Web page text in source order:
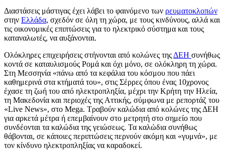
Διαστάσεις μάστιγας έχει λάβει το φαινόμενο των ρευματοκλοπών
στην Ελλάδα, σχεδόν σε όλη τη χώρα, με τους κινδύνους, αλλά και
τις οικονομικές επιπτώσεις για το ηλεκτρικό σύστημα και τους
καταναλωτές, να αυξάνονται.
Ολόκληρες επιχειρήσεις στήνονται από κολώνες της ΔΕΗ συνήθως
κοντά σε καταυλισμούς Ρομά και όχι μόνο, σε ολόκληρη τη χώρα.
Στη Μεσσηνία «πάνω από τα κεφάλια του κόσμου που πάει
καθημερινά στα κτήματά του», στις Σέρρες όπου ένας 10χρονος
έχασε τη ζωή του από ηλεκτροπληξία, μέχρι την Κρήτη την Ηλεία,
τη Μακεδονία και περιοχές της Αττικής, σύμφωνα με ρεπορτάζ του
«Live News», στο Mega. Τραβούν καλώδια από κολώνες της ΔΕΗ
για αρκετά μέτρα ή επεμβαίνουν στο μετρητή στο σημείο που
συνδέονται τα καλώδια της γειώσεως. Τα καλώδια συνήθως
θάβονται, σε κάποιες περιπτώσεις περνούν ακόμη και «γυμνά», με
τον κίνδυνο ηλεκτροπληξίας να καραδοκεί.